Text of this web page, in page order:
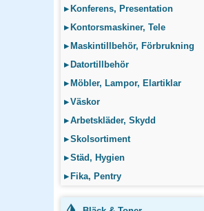
▸ Konferens, Presentation
▸ Kontorsmaskiner, Tele
▸ Maskintillbehör, Förbrukning
▸ Datortillbehör
▸ Möbler, Lampor, Elartiklar
▸Väskor
▸Arbetskläder, Skydd
▸Skolsortiment
▸Städ, Hygien
▸ Fika, Pentry